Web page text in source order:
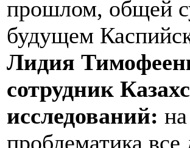
прошлом, общей
будущем
Лидия
сотрудник
исследований:
проблематика